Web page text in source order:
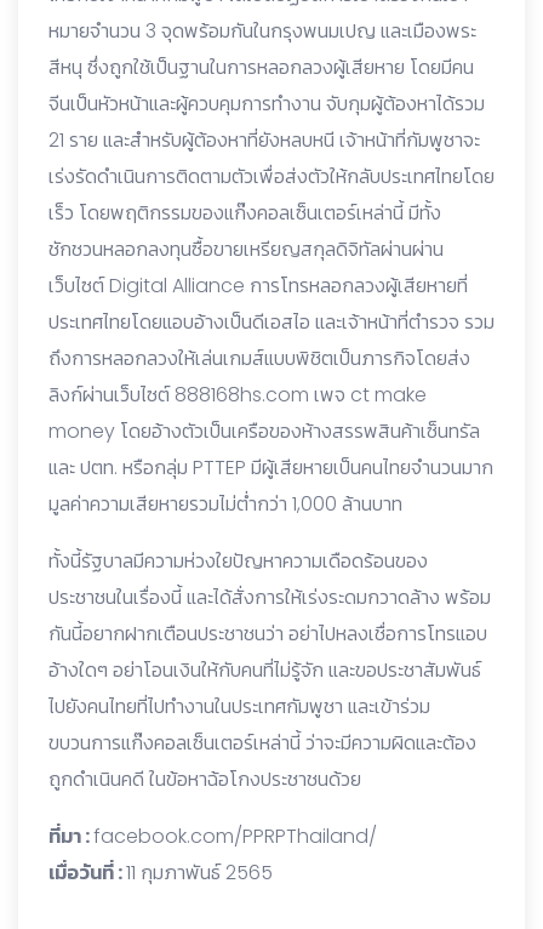
หมายจำนวน 3 จุดพร้อมกันในกรุงพนมเปญ และเมืองพระ
สีหนุ ซึ่งถูกใช้เป็นฐานในการหลอกลวงผู้เสียหาย โดยมีคน
จีนเป็นหัวหน้าและผู้ควบคุมการทำงาน จับกุมผู้ต้องหาได้รวม
21 ราย และสำหรับผู้ต้องหาที่ยังหลบหนี เจ้าหน้าที่กัมพูชาจะ
เร่งรัดดำเนินการติดตามตัวเพื่อส่งตัวให้กลับประเทศไทยโดย
เร็ว โดยพฤติกรรมของแก๊งคอลเซ็นเตอร์เหล่านี้ มีทั้ง
ชักชวนหลอกลงทุนซื้อขายเหรียญสกุลดิจิทัลผ่านผ่าน
เว็บไซต์ Digital Alliance การโทรหลอกลวงผู้เสียหายที่
ประเทศไทยโดยแอบอ้างเป็นดีเอสไอ และเจ้าหน้าที่ตำรวจ รวม
ถึงการหลอกลวงให้เล่นเกมส์แบบพิชิตเป็นภารกิจโดยส่ง
ลิงก์ผ่านเว็บไซต์ 888168hs.com เพจ ct make
money โดยอ้างตัวเป็นเครือของห้างสรรพสินค้าเซ็นทรัล
และ ปตท. หรือกลุ่ม PTTEP มีผู้เสียหายเป็นคนไทยจำนวนมาก
มูลค่าความเสียหายรวมไม่ต่ำกว่า 1,000 ล้านบาท
ทั้งนี้รัฐบาลมีความห่วงใยปัญหาความเดือดร้อนของ
ประชาชนในเรื่องนี้ และได้สั่งการให้เร่งระดมกวาดล้าง พร้อม
กันนี้อยากฝากเตือนประชาชนว่า อย่าไปหลงเชื่อการโทรแอบ
อ้างใดๆ อย่าโอนเงินให้กับคนที่ไม่รู้จัก และขอประชาสัมพันธ์
ไปยังคนไทยที่ไปทำงานในประเทศกัมพูชา และเข้าร่วม
ขบวนการแก๊งคอลเซ็นเตอร์เหล่านี้ ว่าจะมีความผิดและต้อง
ถูกดำเนินคดี ในข้อหาฉ้อโกงประชาชนด้วย
ที่มา :facebook.com/PPRPThailand/
เมื่อวันที่ :11 กุมภาพันธ์ 2565